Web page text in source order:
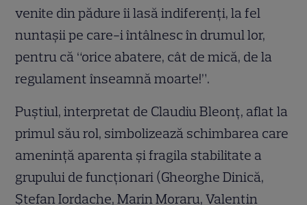
venite din pădure îi lasă indiferenți, la fel
nuntașii pe care-i întâlnesc în drumul lor,
pentru că “orice abatere, cât de mică, de la
regulament înseamnă moarte!”.
Puştiul, interpretat de Claudiu Bleonţ, aflat la
primul său rol, simbolizează schimbarea care
amenință aparenta și fragila stabilitate a
grupului de funcţionari (Gheorghe Dinică,
Ștefan Iordache, Marin Moraru, Valentin